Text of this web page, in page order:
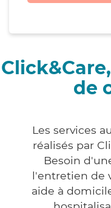
de
Les services
réalisés par
Besoin
l'entretien de
aide à